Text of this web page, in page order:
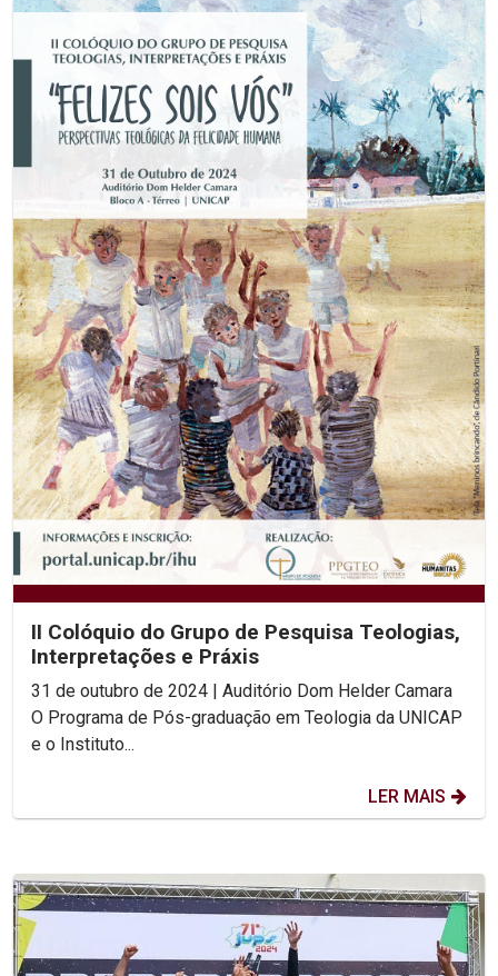
II Colóquio do Grupo de Pesquisa Teologias,
Interpretações e Práxis
31 de outubro de 2024 | Auditório Dom Helder Camara
O Programa de Pós-graduação em Teologia da UNICAP
e o Instituto...
LER MAIS